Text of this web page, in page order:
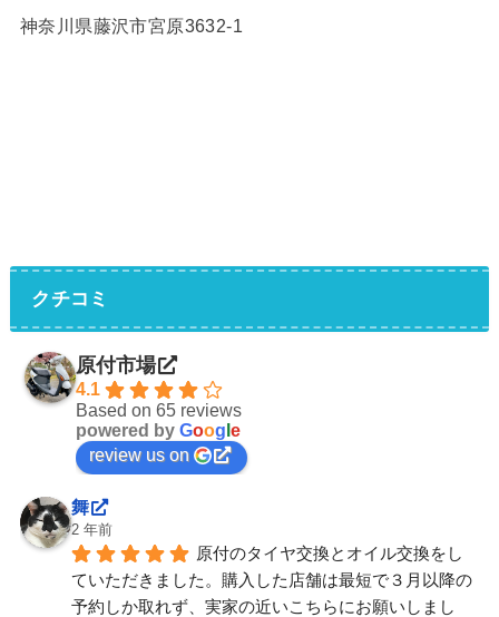
神奈川県藤沢市宮原3632-1
クチコミ
原付市場
4.1
Based on 65 reviews
powered by Goog e
review us on
舞
2 年前
原付のタイヤ交換とオイル交換をし
ていただきました。購入した店舗は最短で３月以降の
予約しか取れず、実家の近いこちらにお願いしまし